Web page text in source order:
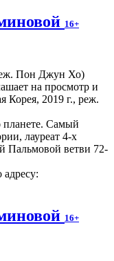
16+
на просмотр и
2019 г., реж.
планете. Самый
лауреат 4-х
Пальмовой ветви 72-
адресу:
16+